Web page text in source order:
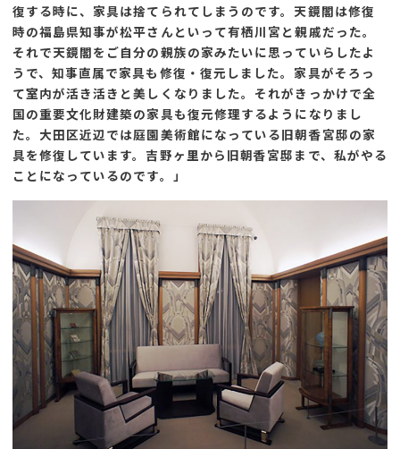
復する時に、家具は捨てられてしまうのです。天鏡閣は修復
時の福島県知事が松平さんといって有栖川宮と親戚だった。
それで天鏡閣をご自分の親族の家みたいに思っていらしたよ
うで、知事直属で家具も修復・復元しました。家具がそろっ
て室内が活き活きと美しくなりました。それがきっかけで全
国の重要文化財建築の家具も復元修理するようになりまし
た。大田区近辺では庭園美術館になっている旧朝香宮邸の家
具を修復しています。吉野ヶ里から旧朝香宮邸まで、私がやる
ことになっているのです。」